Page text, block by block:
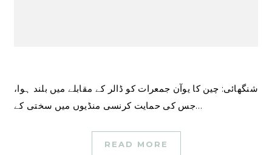
شنگھائی: چین کا یوآن جمعرات کو ڈالر کے مقابلے میں بلند ہوا،
جس کی حمایت کرنسی منڈیوں میں سختی کے…
READ MORE